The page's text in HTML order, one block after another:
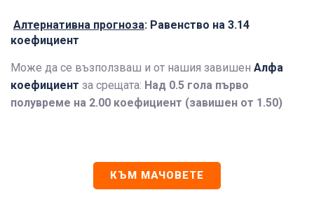
Алтернативна прогноза: Равенство на 3.14
коефициент
Може да се възползваш и от нашия завишен Алфа
коефициент за срещата: Над 0.5 гола първо
полувреме на 2.00 коефициент (завишен от 1.50)
КЪМ МАЧОВЕТЕ